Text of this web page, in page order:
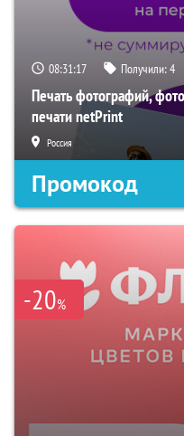
08:31:16 Получили:4
Печать фотографий,
печати netPrint
Россия
Промокод
-20%